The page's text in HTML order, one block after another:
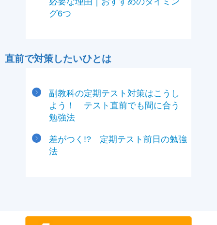
グ6つ
直前で対策したいひとは
副教科の定期テスト対策はこうし
よう！ テスト直前でも間に合う
勉強法
差がつく!? 定期テスト前日の勉強
法